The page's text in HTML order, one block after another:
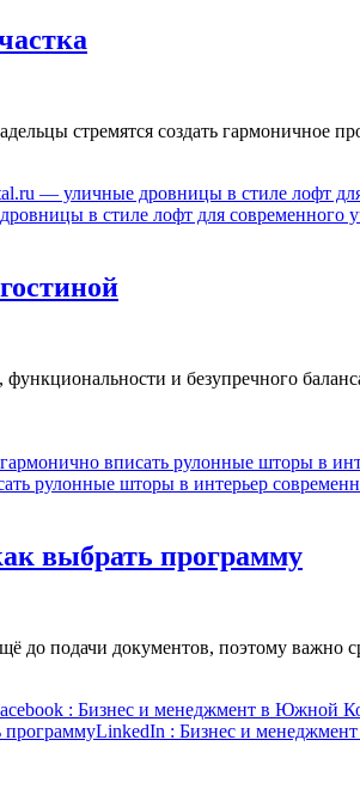
стремятся создать гармоничное
— уличные дровницы в стиле лофт
в стиле лофт для современного
и безупречного
вписать рулонные шторы в
рулонные шторы в интерьер
выбрать программу
до подачи документов, поэтому важно
: Бизнес и менеджмент в Южной
программуLinkedIn : Бизнес и